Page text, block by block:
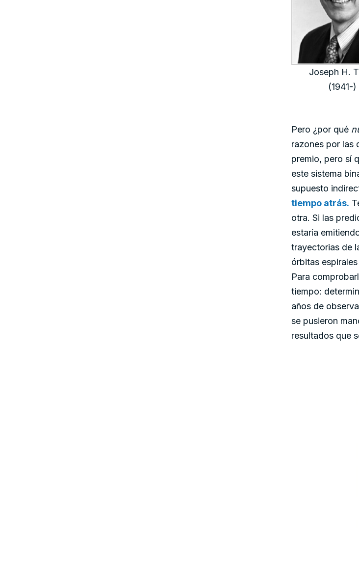
Joseph H.
(1941-)
Pero ¿por qué
razones por las
premio, pero sí
este sistema
supuesto
tiempo atrás.
otra. Si las
estaría
trayectorias de
órbitas
Para
tiempo:
años de
se pusieron
resultados que